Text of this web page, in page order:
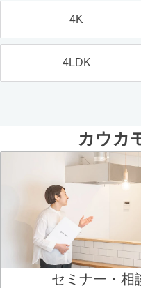
4K
4LDK
カウカ
セミナー・相